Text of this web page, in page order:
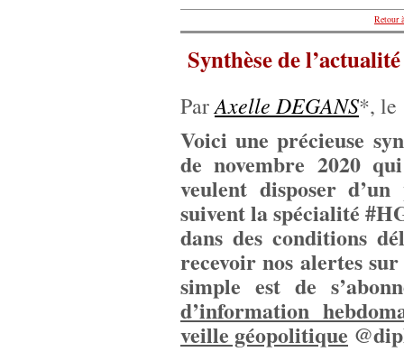
Retour
Synthèse de
ParAxelle DEGANS*, le
Voici une précieuse
de novembre 2020
veulent disposer
suivent la spécialité
dans des conditions
recevoir nos alertes
simple est de
d’information
veille géopolitique